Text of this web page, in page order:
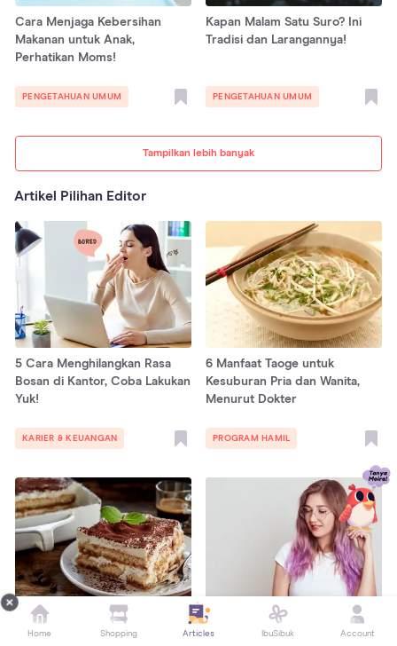
Tampilkan lebih banyak
Cara Menjaga Kebersihan
Makanan untuk Anak,
Perhatikan Moms!
PENGETAHUAN UMUM
Kapan Malam Satu Suro? Ini
Tradisi dan Larangannya!
PENGETAHUAN UMUM
Artikel Pilihan Editor
5 Cara Menghilangkan Rasa
Bosan di Kantor, Coba Lakukan
Yuk!
KARIER & KEUANGAN
6 Manfaat Taoge untuk
Kesuburan Pria dan Wanita,
Menurut Dokter
PROGRAM HAMIL
10 Resep Tiramisu, Kue khas
Italia dengan Rasa Kopi
8 Cara Merawat Rambut yang
Diwarnai agar Tidak Rusak
Home Shopping Articles IbuSibuk Account